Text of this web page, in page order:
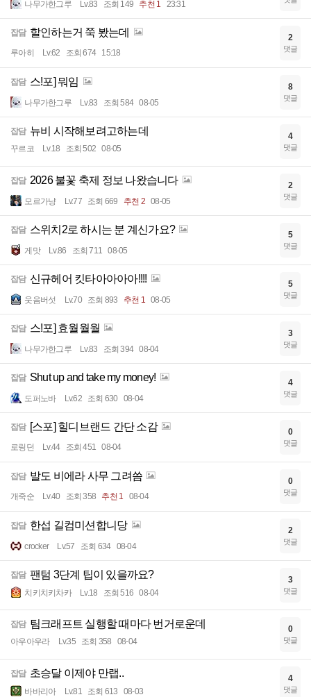
나무가한그루 Lv.83 조회 149 추천 1 23:31
잡담 할인하는거 쭉 봤는데
루아히 Lv.62 조회 674 15:18
2
댓글
잡담 스!포] 뭐임
나무가한그루 Lv.83 조회 584 08-05
8
댓글
잡담 뉴비 시작해보려고하는데
꾸르코 Lv.18 조회 502 08-05
4
댓글
잡담 2026 불꽃 축제 정보 나왔습니다
모르가냥 Lv.77 조회 669 추천 2 08-05
2
댓글
잡담 스위치2로 하시는 분 계신가요?
게맛 Lv.86 조회 711 08-05
5
댓글
잡담 신규헤어 킷타아아아아!!!!
웃음버섯 Lv.70 조회 893 추천 1 08-05
5
댓글
잡담 스!포] 효월월월
나무가한그루 Lv.83 조회 394 08-04
3
댓글
잡담 Shut up and take my money!
도퍼노바 Lv.62 조회 630 08-04
4
댓글
잡담 [스포] 힐디브랜드 간단 소감
로링던 Lv.44 조회 451 08-04
0
댓글
잡담 발도 비에라 사무 그려씀
개죽순 Lv.40 조회 358 추천 1 08-04
0
댓글
잡담 한섭 길컴미션합니당
crocker Lv.57 조회 634 08-04
2
댓글
잡담 팬텀 3단계 팁이 있을까요?
치키치키차카 Lv.18 조회 516 08-04
3
댓글
잡담 팀크래프트 실행할 때마다 번거로운데
아우아우라 Lv.35 조회 358 08-04
0
댓글
잡담 초승달 이제야 만랩..
바바리아 Lv.81 조회 613 08-03
4
댓글